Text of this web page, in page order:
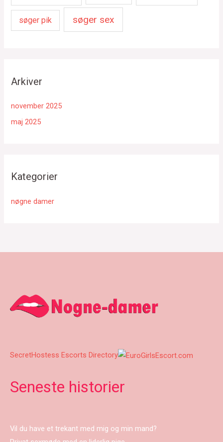
søger pik søger sex
Arkiver
november 2025
maj 2025
Kategorier
nøgne damer
SecretHostess Escorts Directory
Seneste historier
Vil du have et trekant med mig og min mand?